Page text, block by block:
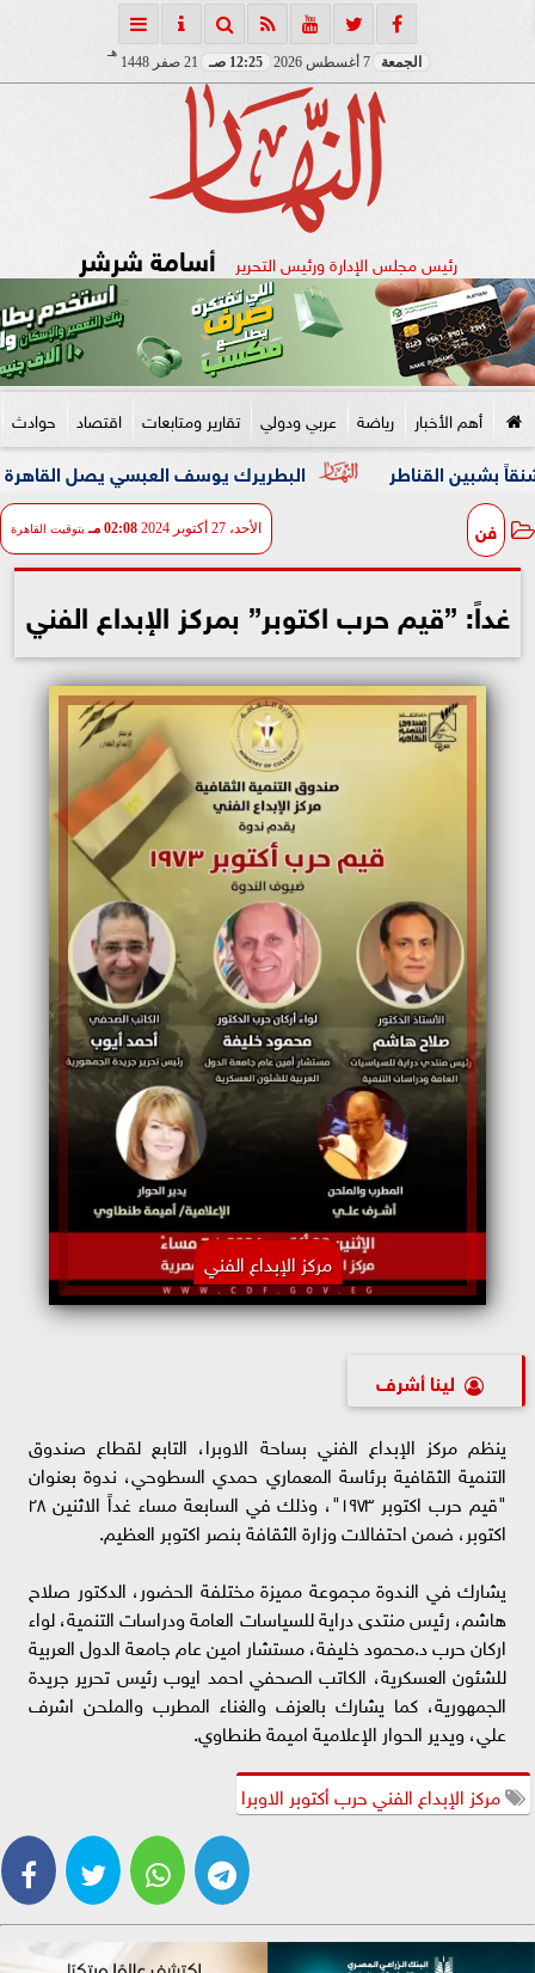
الجمعة 7 أغسطس 2026 12:25 صـ 21 صفر 1448
هـ
رئيس مجلس الإدارة ورئيس التحرير أسامة شرشر
أهم الأخبار رياضة عربي ودولي تقارير ومتابعات اقتصاد حوادث
البطريرك يوسف العبسي يصل القاهرة في زيارة
فن الأحد، 27 أكتوبر 2024 02:08 مـ بتوقيت القاهرة
غداً: ”قيم حرب اكتوبر” بمركز الإبداع الفني
مركز الإبداع الفني
لينا أشرف
ينظم مركز الإبداع الفني بساحة الاوبرا، التابع لقطاع صندوق
التنمية الثقافية برئاسة المعماري حمدي السطوحي، ندوة بعنوان
"قيم حرب اكتوبر ١٩٧٣"، وذلك في السابعة مساء غداً الاثنين ٢٨
اكتوبر، ضمن احتفالات وزارة الثقافة بنصر اكتوبر العظيم.
يشارك في الندوة مجموعة مميزة مختلفة الحضور، الدكتور صلاح
هاشم، رئيس منتدى دراية للسياسات العامة ودراسات التنمية، لواء
اركان حرب د.محمود خليفة، مستشار امين عام جامعة الدول العربية
للشئون العسكرية، الكاتب الصحفي احمد ايوب رئيس تحرير جريدة
الجمهورية، كما يشارك بالعزف والغناء المطرب والملحن اشرف
علي، ويدير الحوار الإعلامية اميمة طنطاوي.
مركز الإبداع الفني حرب أكتوبر الاوبرا